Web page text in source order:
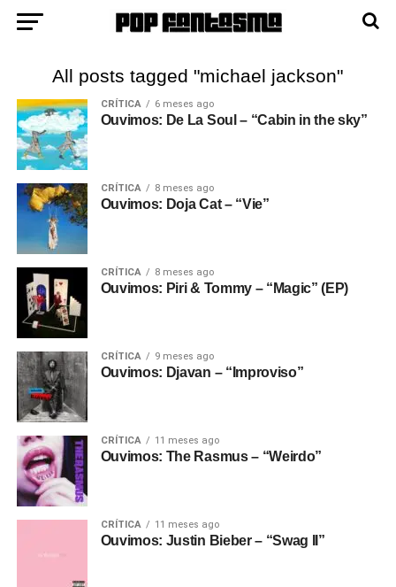
All posts tagged "michael jackson"
CRÍTICA 6 meses ago
Ouvimos: De La Soul – “Cabin in the sky”
CRÍTICA 8 meses ago
Ouvimos: Doja Cat – “Vie”
CRÍTICA 8 meses ago
Ouvimos: Piri & Tommy – “Magic” (EP)
CRÍTICA 9 meses ago
Ouvimos: Djavan – “Improviso”
CRÍTICA 11 meses ago
Ouvimos: The Rasmus – “Weirdo”
CRÍTICA 11 meses ago
Ouvimos: Justin Bieber – “Swag II”